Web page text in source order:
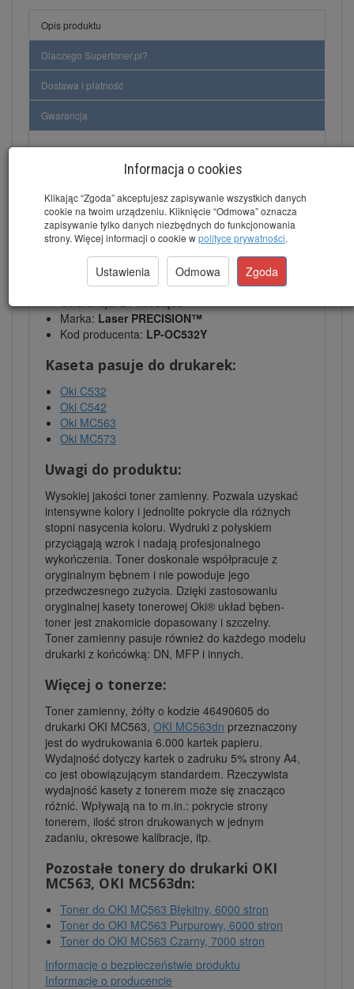
Opis produktu
Dlaczego Supertoner.pl?
Dostawa i płatność
Gwarancja
Toner do OKI MC563 Yellow - Żółty
(46490605) 6.000 stron
Dane techniczne:
Kod tonera:46490605
Wydajność:6000 stron
Kolor:Żółty
Gwarancja:24 miesiące
Marka: Laser PRECISION™
Kod producenta: LP-OC532Y
Kaseta pasuje do drukarek:
Oki C532
Oki C542
Oki MC563
Oki MC573
Uwagi do produktu:
Wysokiej jakości toner zamienny. Pozwala uzyskać
intensywne kolory i jednolite pokrycie dla różnych
stopni nasycenia koloru. Wydruki z połyskiem
przyciągają wzrok i nadają profesjonalnego
wykończenia. Toner doskonale współpracuje z
oryginalnym bębnem i nie powoduje jego
przedwczesnego zużycia. Dzięki zastosowaniu
oryginalnej kasety tonerowej Oki® układ bęben-
toner jest znakomicie dopasowany i szczelny.
Toner zamienny pasuje również do każdego modelu
drukarki z końcówką: DN, MFP i innych.
Więcej o tonerze:
Toner zamienny, żółty o kodzie 46490605 do
drukarki OKI MC563, OKI MC563dn przeznaczony
jest do wydrukowania 6.000 kartek papieru.
Wydajność dotyczy kartek o zadruku 5% strony A4,
co jest obowiązującym standardem. Rzeczywista
wydajność kasety z tonerem może się znacząco
różnić. Wpływają na to m.in.: pokrycie strony
tonerem, ilość stron drukowanych w jednym
zadaniu, okresowe kalibracje, itp.
Pozostałe tonery do drukarki OKI
MC563, OKI MC563dn:
Toner do OKI MC563 Błękitny, 6000 stron
Toner do OKI MC563 Purpurowy, 6000 stron
Toner do OKI MC563 Czarny, 7000 stron
Informacje o bezpieczeństwie produktu
Informacje o producencie
Informacja o cookies
Klikając “Zgoda” akceptujesz zapisywanie wszystkich danych
cookie na twoim urządzeniu. Kliknięcie “Odmowa” oznacza
zapisywanie tylko danych niezbędnych do funkcjonowania
strony. Więcej informacji o cookie wpolityce prywatności.
Ustawienia Odmowa Zgoda